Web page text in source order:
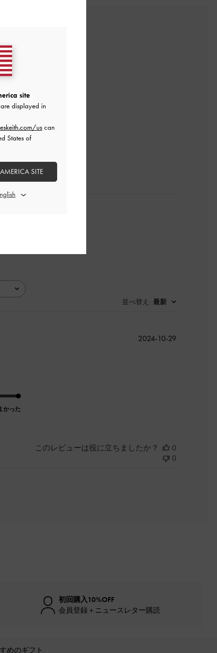
レビューを書く
並べ替え : 最新
かった
公
2024-10-29
このレビューは役に立ちましたか？
0
0
初回購入10%OFF
会員登録＋ニュースレター購読
めのギフト
site
displayed in
uscan
States of
SITE